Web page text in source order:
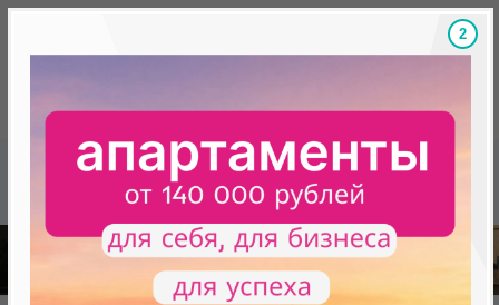
Скидки на новостройки, бонусы Готовые
1